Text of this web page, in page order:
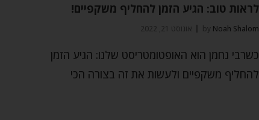
לראות טוב: הגיע הזמן להחליף משקפיים!
by Noah Shalom אוגוסט 21, 2022
כשרבי נחמן הוא האופטומטריסט שלנו: הגיע הזמן
להחליף משקפיים ולעשות את זה בצורה הכי